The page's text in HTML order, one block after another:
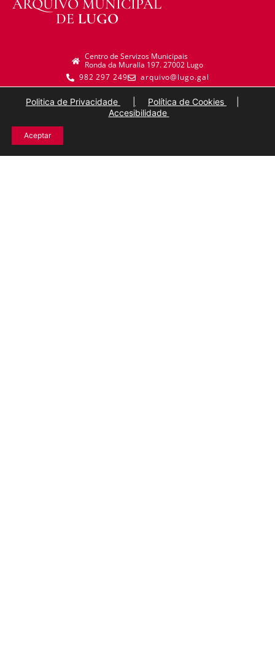
ARQUIVO MUNICIPAL
DE LUGO
Centro de Servizos Municipais
Ronda da Muralla 197. 27002 Lugo
982 297 249
arquivo@lugo.gal
Politica de Privacidade Política de Cookies
Accesibilidade
Aceptar